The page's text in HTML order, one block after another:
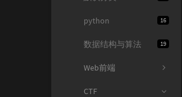
16
python
19
数据结构与算法
Web前端
CTF